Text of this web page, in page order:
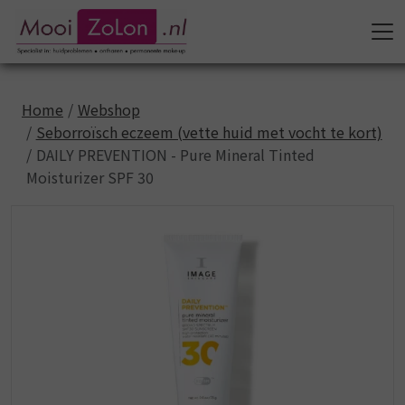
Home
Webshop
Seborroïsch eczeem (vette huid met vocht te kort)
DAILY PREVENTION - Pure Mineral Tinted
Moisturizer SPF 30